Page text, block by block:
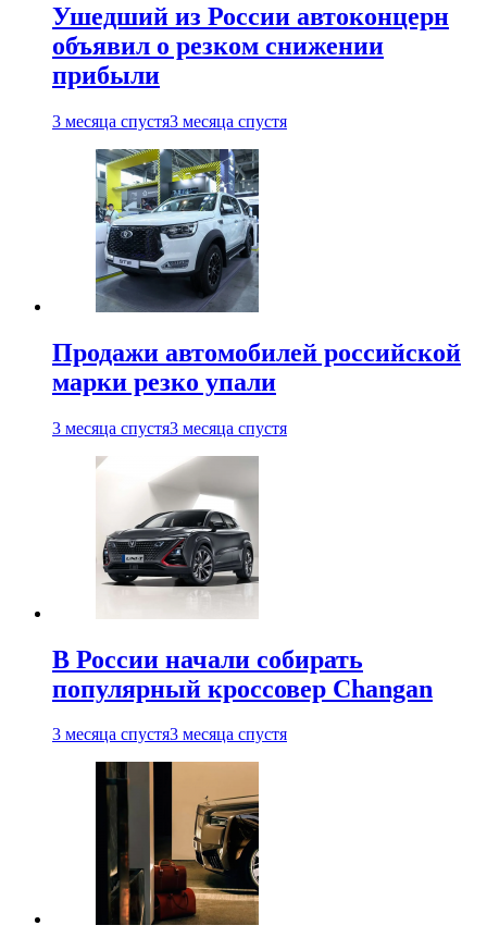
Ушедший из России автоконцерн
объявил о резком снижении
прибыли
3 месяца спустя3 месяца спустя
Продажи автомобилей российской
марки резко упали
3 месяца спустя3 месяца спустя
В России начали собирать
популярный кроссовер Changan
3 месяца спустя3 месяца спустя